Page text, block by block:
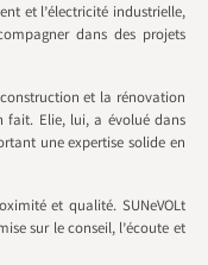
et l’électricité industrielle,
dans des projets
et la rénovation
Elie, lui, a évolué dans
une expertise solide en
et qualité. SUNeVOLt
sur le conseil, l’écoute et